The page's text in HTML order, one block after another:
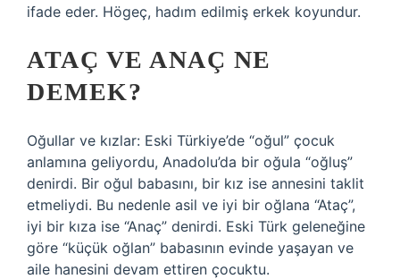
ifade eder. Högeç, hadım edilmiş erkek koyundur.
ATAÇ VE ANAÇ NE
DEMEK?
Oğullar ve kızlar: Eski Türkiye’de “oğul” çocuk
anlamına geliyordu, Anadolu’da bir oğula “oğluş”
denirdi. Bir oğul babasını, bir kız ise annesini taklit
etmeliydi. Bu nedenle asil ve iyi bir oğlana “Ataç”,
iyi bir kıza ise “Anaç” denirdi. Eski Türk geleneğine
göre “küçük oğlan” babasının evinde yaşayan ve
aile hanesini devam ettiren çocuktu.